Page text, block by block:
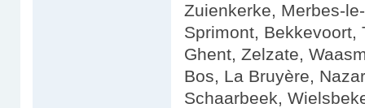
Zuienkerke, Merbes-
Sprimont, Bekkevoort,
Ghent, Zelzate,
Bos, La Bruyère,
Schaarbeek,